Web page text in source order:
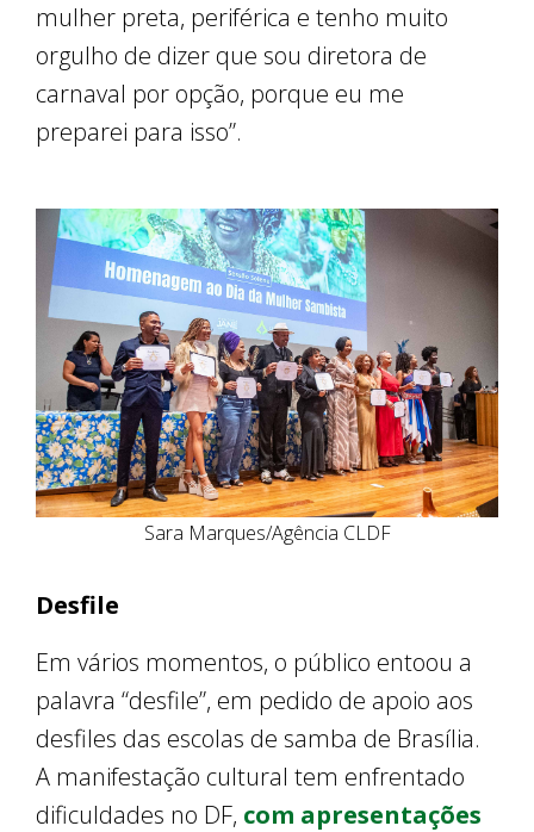
mulher preta, periférica e tenho muito
orgulho de dizer que sou diretora de
carnaval por opção, porque eu me
preparei para isso”.
Sara Marques/Agência CLDF
Desfile
Em vários momentos, o público entoou a
palavra “desfile”, em pedido de apoio aos
desfiles das escolas de samba de Brasília.
A manifestação cultural tem enfrentado
dificuldades no DF, com apresentações